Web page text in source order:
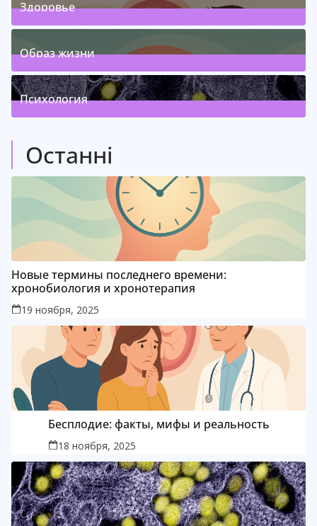
Здоровье
(1Posts )
Образ жизни
(1Posts )
Психология
Останні
Новые термины последнего времени:
хронобиология и хронотерапия
19 ноября, 2025
Бесплодие: факты, мифы и реальность
18 ноября, 2025